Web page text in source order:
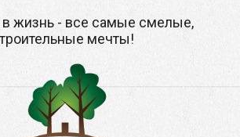
жизнь - все самые смелые,
мечты!